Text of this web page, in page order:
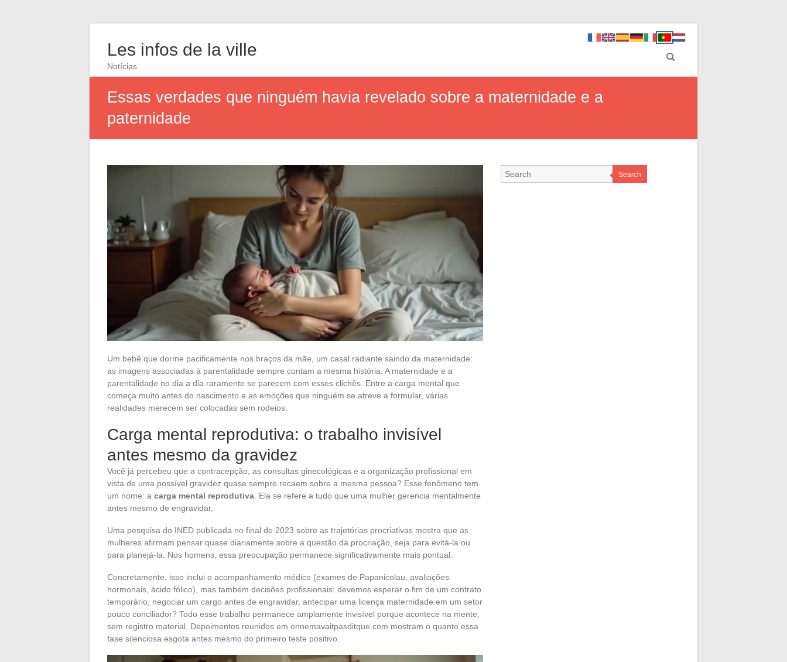
Les infos de la ville
Notícias
Essas verdades que ninguém havia revelado sobre a maternidade e a
paternidade
Um bebê que dorme pacificamente nos braços da mãe, um casal radiante saindo da maternidade:
as imagens associadas à parentalidade sempre contam a mesma história. A maternidade e a
parentalidade no dia a dia raramente se parecem com esses clichês. Entre a carga mental que
começa muito antes do nascimento e as emoções que ninguém se atreve a formular, várias
realidades merecem ser colocadas sem rodeios.
Carga mental reprodutiva: o trabalho invisível
antes mesmo da gravidez
Você já percebeu que a contracepção, as consultas ginecológicas e a organização profissional em
vista de uma possível gravidez quase sempre recaem sobre a mesma pessoa? Esse fenômeno tem
um nome: a carga mental reprodutiva . Ela se refere a tudo que uma mulher gerencia mentalmente
antes mesmo de engravidar.
Uma pesquisa do INED publicada no final de 2023 sobre as trajetórias procriativas mostra que as
mulheres afirmam pensar quase diariamente sobre a questão da procriação, seja para evitá-la ou
para planejá-la. Nos homens, essa preocupação permanece significativamente mais pontual.
Concretamente, isso inclui o acompanhamento médico (exames de Papanicolau, avaliações
hormonais, ácido fólico), mas também decisões profissionais: devemos esperar o fim de um contrato
temporário, negociar um cargo antes de engravidar, antecipar uma licença maternidade em um setor
pouco conciliador? Todo esse trabalho permanece amplamente invisível porque acontece na mente,
sem registro material. Depoimentos reunidos em onnemavaitpasditque.com mostram o quanto essa
fase silenciosa esgota antes mesmo do primeiro teste positivo.
Search